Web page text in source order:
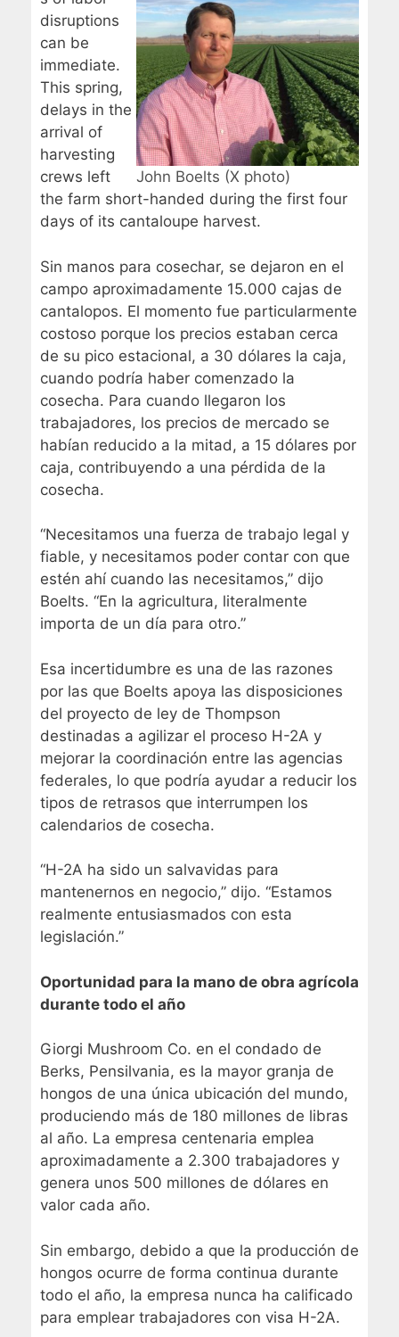
John Boelts (X photo)
disruptions
can be
immediate.
This spring,
delays in the
arrival of
harvesting
crews left
the farm short-handed during the first four
days of its cantaloupe harvest.
Sin manos para cosechar, se dejaron en el
campo aproximadamente 15.000 cajas de
cantalopos. El momento fue particularmente
costoso porque los precios estaban cerca
de su pico estacional, a 30 dólares la caja,
cuando podría haber comenzado la
cosecha. Para cuando llegaron los
trabajadores, los precios de mercado se
habían reducido a la mitad, a 15 dólares por
caja, contribuyendo a una pérdida de la
cosecha.
“Necesitamos una fuerza de trabajo legal y
fiable, y necesitamos poder contar con que
estén ahí cuando las necesitamos,” dijo
Boelts. “En la agricultura, literalmente
importa de un día para otro.”
Esa incertidumbre es una de las razones
por las que Boelts apoya las disposiciones
del proyecto de ley de Thompson
destinadas a agilizar el proceso H-2A y
mejorar la coordinación entre las agencias
federales, lo que podría ayudar a reducir los
tipos de retrasos que interrumpen los
calendarios de cosecha.
“H-2A ha sido un salvavidas para
mantenernos en negocio,” dijo. “Estamos
realmente entusiasmados con esta
legislación.”
Oportunidad para la mano de obra agrícola
durante todo el año
Giorgi Mushroom Co. en el condado de
Berks, Pensilvania, es la mayor granja de
hongos de una única ubicación del mundo,
produciendo más de 180 millones de libras
al año. La empresa centenaria emplea
aproximadamente a 2.300 trabajadores y
genera unos 500 millones de dólares en
valor cada año.
Sin embargo, debido a que la producción de
hongos ocurre de forma continua durante
todo el año, la empresa nunca ha calificado
para emplear trabajadores con visa H-2A.